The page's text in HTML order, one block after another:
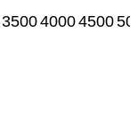
350040004500